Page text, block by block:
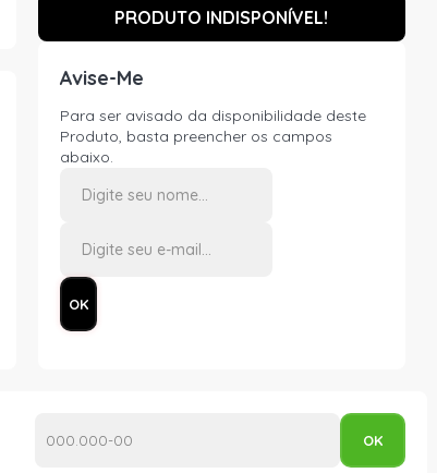
PRODUTO INDISPONÍVEL!
Avise-Me
Para ser avisado da disponibilidade deste
Produto, basta preencher os campos
abaixo.